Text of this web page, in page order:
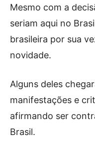
Mesmo com a
seriam aqui no
brasileira por sua
novidade.
Alguns deles
manifestações e
afirmando ser
Brasil.